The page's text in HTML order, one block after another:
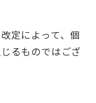
定によって、個
るものではござ